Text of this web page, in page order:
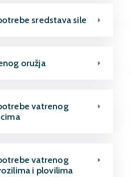
sredstava sile
oružja
vatrenog
vatrenog
i plovilima